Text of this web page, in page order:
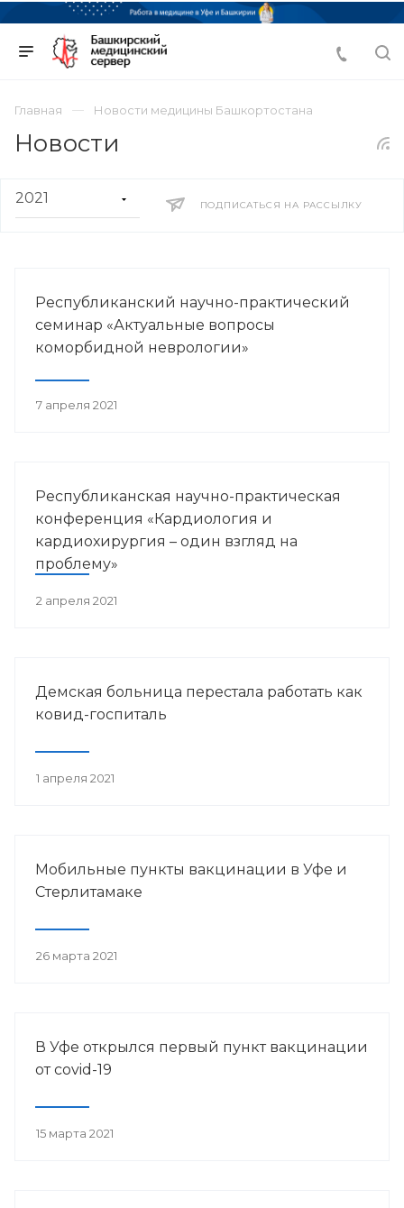
Главная Новости медицины Башкортостана
Новости
ПОДПИСАТЬСЯ НА РАССЫЛКУ
Республиканский научно-практический
семинар «Актуальные вопросы
коморбидной неврологии»
7 апреля 2021
Республиканская научно-практическая
конференция «Кардиология и
кардиохирургия – один взгляд на
проблему»
2 апреля 2021
Демская больница перестала работать как
ковид-госпиталь
1 апреля 2021
Мобильные пункты вакцинации в Уфе и
Стерлитамаке
26 марта 2021
В Уфе открылся первый пункт вакцинации
от сovid-19
15 марта 2021